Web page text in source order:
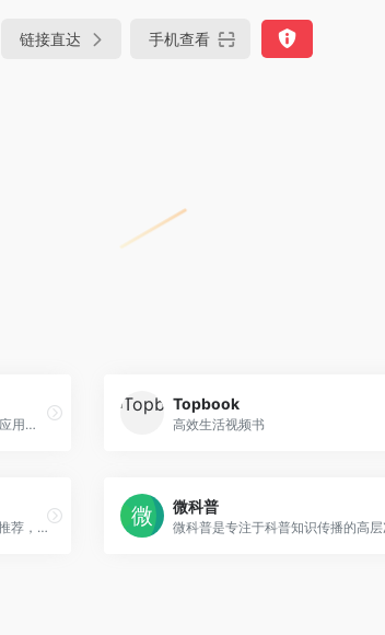
链接直达 手机查看
电脑小百科为您提供各种硬件评测体验、应用维护知识以及PDF电子书等信息资源。
Topbook
高效生活视频书
百度知道通过AI技术实现智能检索和智能推荐，让您的每个疑问都能够快速获得有效解答。
微科普